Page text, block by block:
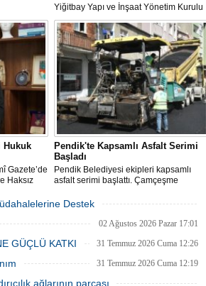
Yalçın'ın
kıymetli
Eğitim-Bir-
Cumartesi
Yiğitbay Yapı ve İnşaat Yönetim Kurulu
Başkanı, İnşaat Mühendisi Hikmet
Bayraklı, emlak ve gayrimenkul
danışmanı Aslı Alan’ı çalışma ofisinde
ağırladı
Hukuk
Gazete’de
Haksız
Pendik'te Kapsamlı Asfalt Serimi
Başladı
Pendik Belediyesi ekipleri kapsamlı
asfalt serimi başlattı. Çamçeşme
ekipler, caddenin Kemalpaşa ile Misakı
400 metrelik bölümü ile caddeye bağlı
Destek
03 Ağustos 2026 Pazartesi 11:55
02 Ağustos 2026 Pazar 17:01
GÜÇLÜ KATKI 31 Temmuz 2026 Cuma 12:26
31 Temmuz 2026 Cuma 12:19
ağlarının parçası